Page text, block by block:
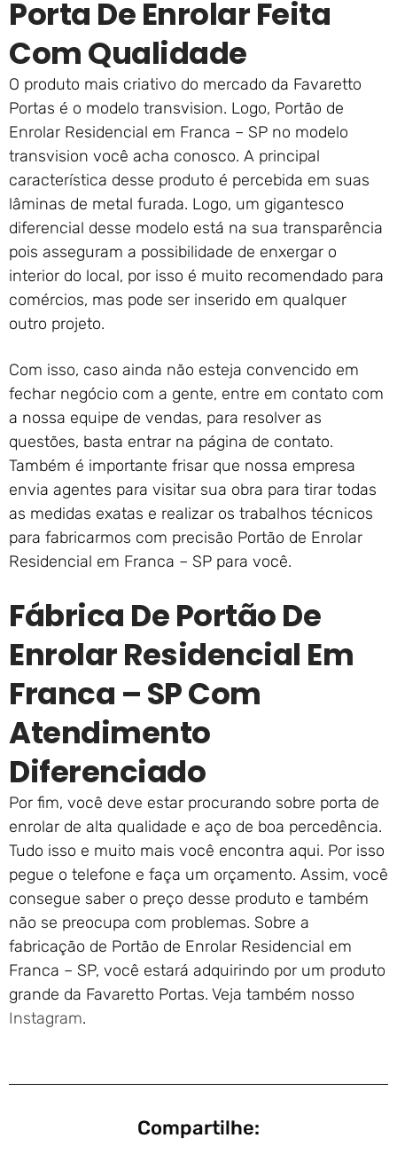
Porta De Enrolar Feita
Com Qualidade
O produto mais criativo do mercado da Favaretto
Portas é o modelo transvision. Logo, Portão de
Enrolar Residencial em Franca – SP no modelo
transvision você acha conosco. A principal
característica desse produto é percebida em suas
lâminas de metal furada. Logo, um gigantesco
diferencial desse modelo está na sua transparência
pois asseguram a possibilidade de enxergar o
interior do local, por isso é muito recomendado para
comércios, mas pode ser inserido em qualquer
outro projeto.
Com isso, caso ainda não esteja convencido em
fechar negócio com a gente, entre em contato com
a nossa equipe de vendas, para resolver as
questões, basta entrar na página de contato.
Também é importante frisar que nossa empresa
envia agentes para visitar sua obra para tirar todas
as medidas exatas e realizar os trabalhos técnicos
para fabricarmos com precisão Portão de Enrolar
Residencial em Franca – SP para você.
Fábrica De Portão De
Enrolar Residencial Em
Franca – SP Com
Atendimento
Diferenciado
Por fim, você deve estar procurando sobre porta de
enrolar de alta qualidade e aço de boa percedência.
Tudo isso e muito mais você encontra aqui. Por isso
pegue o telefone e faça um orçamento. Assim, você
consegue saber o preço desse produto e também
não se preocupa com problemas. Sobre a
fabricação de Portão de Enrolar Residencial em
Franca – SP, você estará adquirindo por um produto
grande da Favaretto Portas. Veja também nosso
Instagram.
Compartilhe: